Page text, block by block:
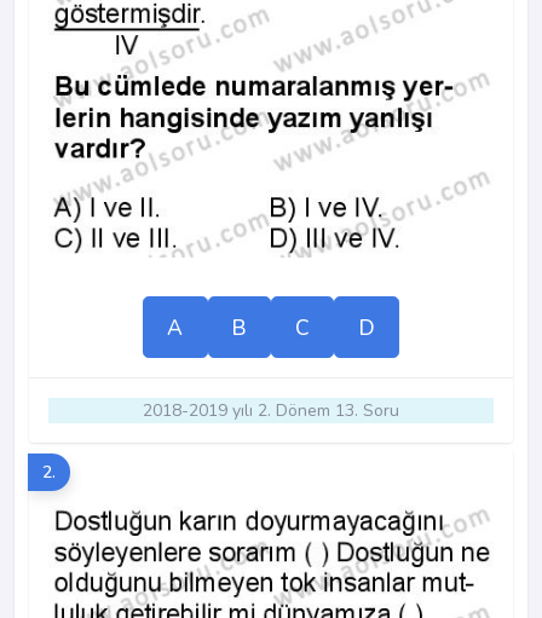
A B C D
2018-2019 yılı 2. Dönem 13. Soru
2.